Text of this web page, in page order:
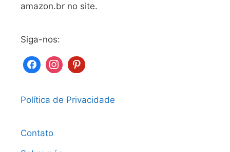
amazon.br no site.
Siga-nos:
Política de Privacidade
Contato